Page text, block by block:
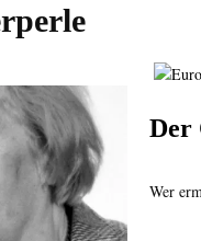
Der
Wer